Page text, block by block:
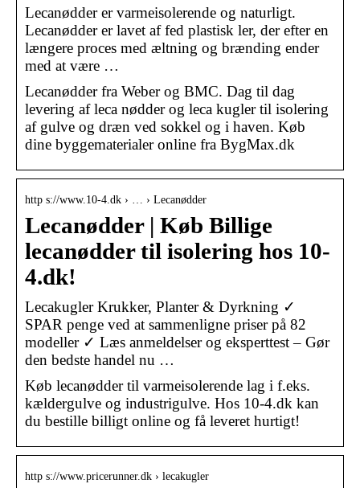
Lecanødder er varmeisolerende og naturligt.
Lecanødder er lavet af fed plastisk ler, der efter en
længere proces med æltning og brænding ender
med at være …
Lecanødder fra Weber og BMC. Dag til dag
levering af leca nødder og leca kugler til isolering
af gulve og dræn ved sokkel og i haven. Køb
dine byggematerialer online fra BygMax.dk
http s://www.10-4.dk › … › Lecanødder
Lecanødder | Køb Billige
lecanødder til isolering hos 10-
4.dk!
Lecakugler Krukker, Planter & Dyrkning ✓
SPAR penge ved at sammenligne priser på 82
modeller ✓ Læs anmeldelser og eksperttest – Gør
den bedste handel nu …
Køb lecanødder til varmeisolerende lag i f.eks.
kældergulve og industrigulve. Hos 10-4.dk kan
du bestille billigt online og få leveret hurtigt!
http s://www.pricerunner.dk › lecakugler